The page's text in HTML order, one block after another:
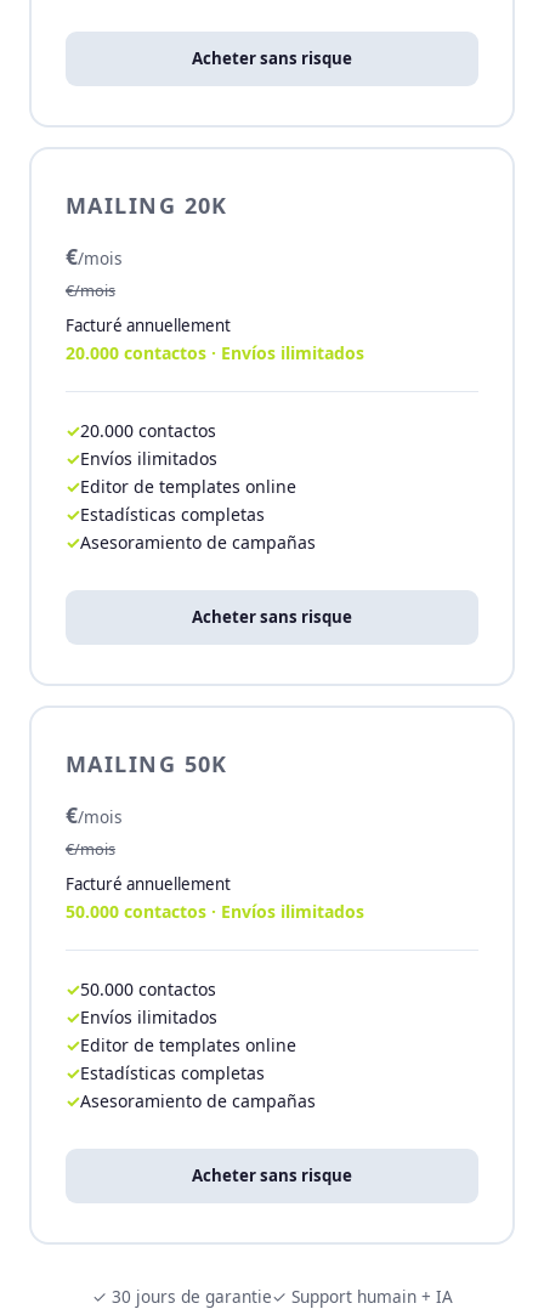
Acheter sans risque
MAILING 20K
€/mois
€/mois
Facturé annuellement
20.000 contactos · Envíos ilimitados
20.000 contactos
Envíos ilimitados
Editor de templates online
Estadísticas completas
Asesoramiento de campañas
Acheter sans risque
MAILING 50K
€/mois
€/mois
Facturé annuellement
50.000 contactos · Envíos ilimitados
50.000 contactos
Envíos ilimitados
Editor de templates online
Estadísticas completas
Asesoramiento de campañas
Acheter sans risque
✓ 30 jours de garantie✓ Support humain + IA